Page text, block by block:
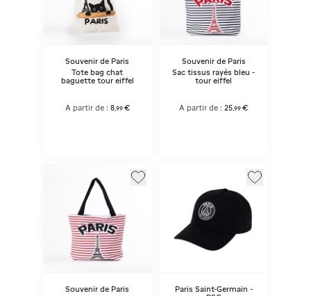
Souvenir de Paris
Tote bag chat
baguette tour eiffel
A partir de : 8, 99 €
Souvenir de Paris
Sac tissus rayés bleu -
tour eiffel
A partir de :25 ,99 €
Souvenir de Paris
Paris Saint-Germain -